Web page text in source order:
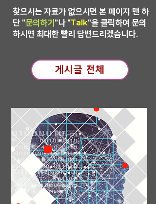
찾으시는 자료가 없으시면 본 페이지 맨 하
단 "문의하기 "나 "Talk"을 클릭하여 문의
하시면 최대한 빨리 답변드리겠습니다.
게시글 전체